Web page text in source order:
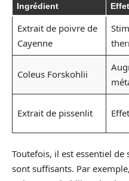
Ingrédient
Extrait de poivre de
Cayenne
Coleus Forskohlii
Extrait de pissenlit
Toutefois, il est essentiel de
sont suffisants. Par